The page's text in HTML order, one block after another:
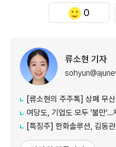
0
류소현 기자
[류소현의 주주톡] 상폐 무산 뒤 240%
여당도, 기업도 모두 '불만'...재검토 요구
[특징주] 한화솔루션, 김동관 수석부회장